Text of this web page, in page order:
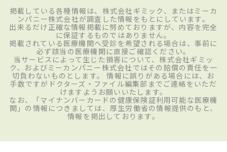
掲載している各種情報は、株式会社ギミック、またはミーカ
ンパニー株式会社が調査した情報をもとにしています。
出来るだけ正確な情報掲載に努めておりますが、内容を完全
に保証するものではありません。
掲載されている医療機関へ受診を希望される場合は、事前に
必ず該当の医療機関に直接ご確認ください。
当サービスによって生じた損害について、株式会社ギミッ
ク、およびミーカンパニー株式会社ではその賠償の責任を一
切負わないものとします。 情報に誤りがある場合には、お
手数ですがドクターズ・ファイル編集部までご連絡をいただ
けますようお願いいたします。
なお、「マイナンバーカードの健康保険証利用可能な医療機
関」の情報につきましては、厚生労働省の情報提供のもと、
情報を掲出しております。